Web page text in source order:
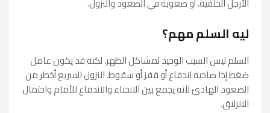
ليه السلم مهم؟
السلم ليس السبب الوحيد لمشاكل الظهر، لكنه قد يكون عامل
ضغط إذا صاحبه اندفاع أو قفز أو سقوط. النزول السريع أخطر من
الصعود الهادئ لأنه يجمع بين الانحناء والاندفاع للأمام واحتمال
الانزلاق.